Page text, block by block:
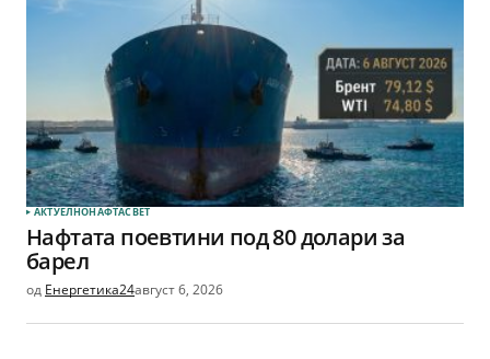
АКТУЕЛНОНАФТАСВЕТ
Нафтата поевтини под 80 долари за
барел
од Енергетика24август 6, 2026